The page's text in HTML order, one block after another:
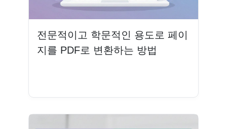
전문적이고 학문적인 용도로 페이
지를 PDF로 변환하는 방법